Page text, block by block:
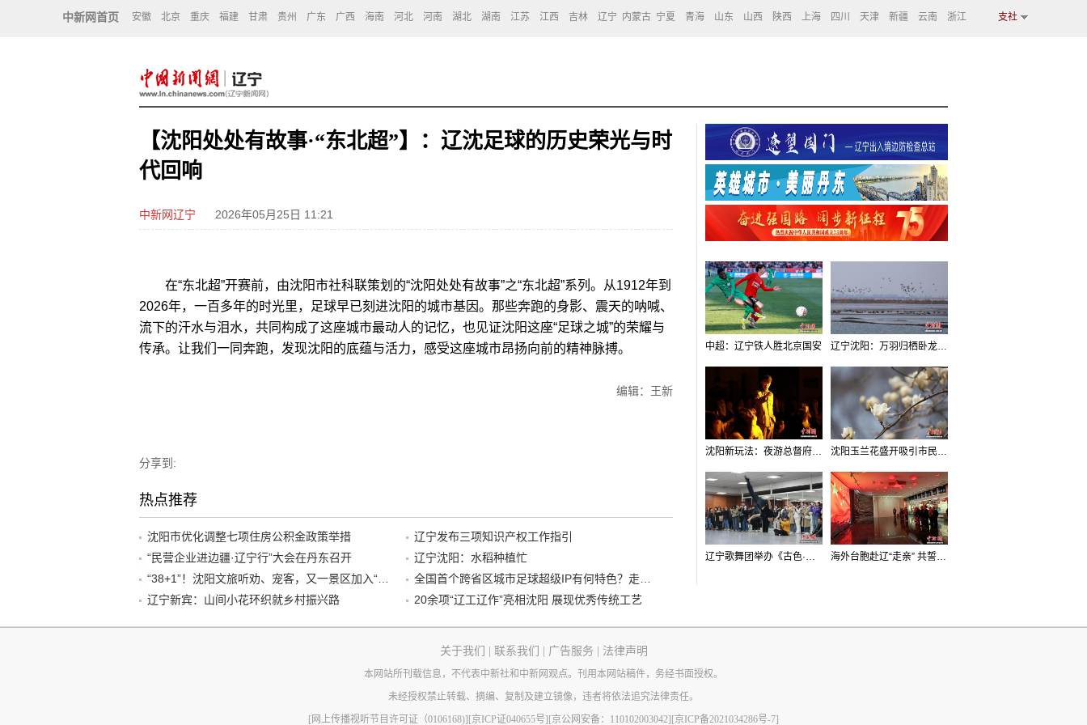
中新网首页 安徽 北京 重庆 福建 甘肃 贵州 广东 广西 海南 河北 河南 湖北 湖南 江苏 江西 吉林 辽宁 内蒙古 宁夏 青海 山东 山西 陕西 上海 四川 天津 新疆 云南 浙江 支社
【沈阳处处有故事·“东北超”】：辽沈足球的历史荣光与时
代回响
中新网辽宁 2026年05月25日 11:21
在“东北超”开赛前，由沈阳市社科联策划的“沈阳处处有故事”之“东北超”系列。从1912年到
2026年，一百多年的时光里，足球早已刻进沈阳的城市基因。那些奔跑的身影、震天的呐喊、
流下的汗水与泪水，共同构成了这座城市最动人的记忆，也见证沈阳这座“足球之城”的荣耀与
传承。让我们一同奔跑，发现沈阳的底蕴与活力，感受这座城市昂扬向前的精神脉搏。
编辑：王新
分享到:
热点推荐
沈阳市优化调整七项住房公积金政策举措
辽宁发布三项知识产权工作指引
“民营企业进边疆·辽宁行”大会在丹东召开
辽宁沈阳：水稻种植忙
辽宁新宾：山间小花环织就乡村振兴路
20余项“辽工辽作”亮相沈阳 展现优秀传统工艺
中超：辽宁铁人胜北京国安 辽宁沈阳：万羽归栖卧龙湖看群鸟齐飞
沈阳新玩法：夜游总督府，当一回“赴宴者” 沈阳玉兰花盛开吸引市民打卡
辽宁歌舞团举办《古色·国宝辽宁》排练开放日活动 海外台胞赴辽“走亲” 共誓“和平初心”
关于我们 联系我们 广告服务 法律声明
本网站所刊载信息，不代表中新社和中新网观点。刊用本网站稿件，务经书面授权。
未经授权禁止转载、摘编、复制及建立镜像，违者将依法追究法律责任。
[网上传播视听节目许可证（0106168)] [京ICP证040655号] [京公网安备：110102003042] [京ICP备2021034286号-7]